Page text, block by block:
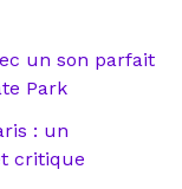
un son parfait
Park
: un
critique